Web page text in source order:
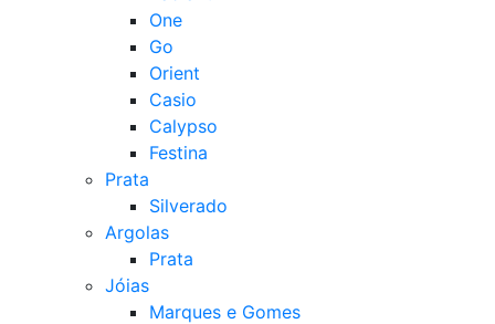
One
Go
Orient
Casio
Calypso
Festina
Prata
Silverado
Argolas
Prata
Jóias
Marques e Gomes